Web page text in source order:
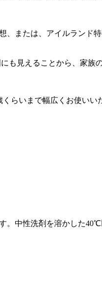
または、アイルランド
も見えることから、家
らいまで幅広くお使いい
。中性洗剤を溶かした